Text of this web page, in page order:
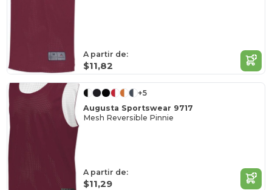
A partir de:
$11,82
+5
Augusta Sportswear 9717
Mesh Reversible Pinnie
A partir de:
$11,29